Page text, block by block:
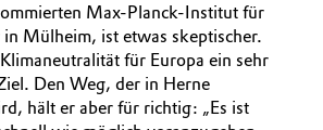
Max-Planck-Institut für
Mülheim, ist etwas skeptischer.
für Europa ein sehr
Den Weg, der in Herne
hält er aber für richtig: „Es ist